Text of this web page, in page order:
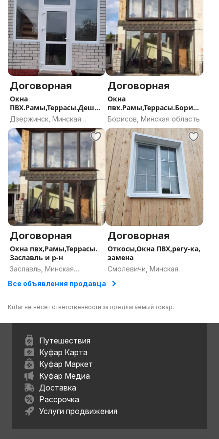
Договорная
Окна
ПВХ.Рамы,Террасы.Дешев
о. Дзержинск и р-н.
Дзержинск, Минская
область
Договорная
Окна
пвх.Рамы,Террасы.Борисо
в и р-н
Борисов, Минская область
Договорная
Окна пвх,Рамы,Террасы.
Заславль и р-н
Заславль, Минская
Договорная
Откосы,Окна ПВХ,регу-ка,
замена
Смолевичи, Минская
Все объявления продавца
Kufar не несет ответственности за предлагаемый товар.
Путешествия
Куфар Карта
Куфар Маркет
Куфар Медиа
Доставка
Рассрочка
Услуги продвижения